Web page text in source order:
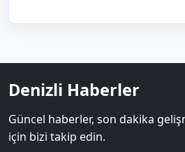
Denizli Haberler
Güncel haberler, son dakika
için bizi takip edin.